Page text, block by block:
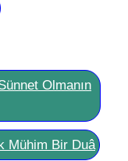
Olmanın
Mühim Bir Duâ